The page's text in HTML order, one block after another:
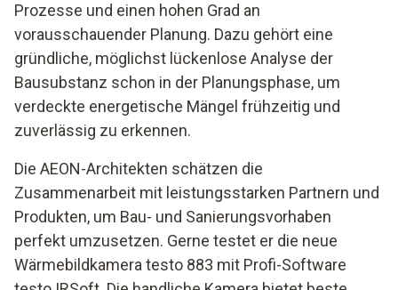
Prozesse und einen hohen Grad an
vorausschauender Planung. Dazu gehört eine
gründliche, möglichst lückenlose Analyse der
Bausubstanz schon in der Planungsphase, um
verdeckte energetische Mängel frühzeitig und
zuverlässig zu erkennen.
Die AEON-Architekten schätzen die
Zusammenarbeit mit leistungsstarken Partnern und
Produkten, um Bau- und Sanierungsvorhaben
perfekt umzusetzen. Gerne testet er die neue
Wärmebildkamera testo 883 mit Profi-Software